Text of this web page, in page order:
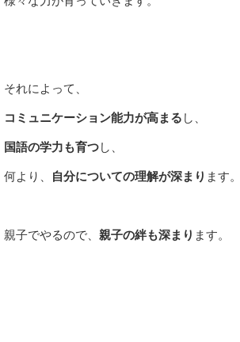
それによって、
コミュニケーション能力が高まるし、
国語の学力も育つし、
何より、 自分についての理解が深まり ます。
親子でやるので、 親子の絆も深まり ます。